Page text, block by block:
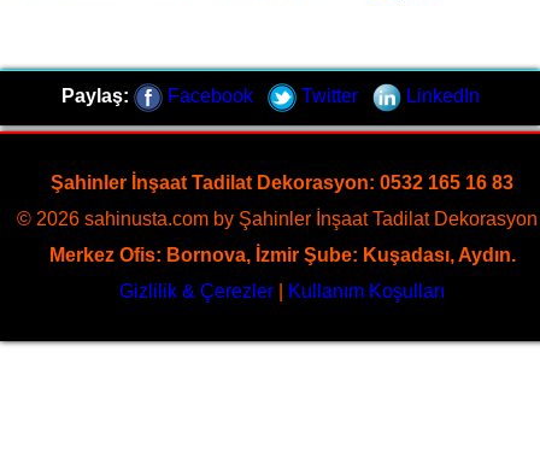
bir konaklama deneyimi sunuyor Aşı Koyu otel tadilat
dekorasyon otel boyama yalıtım iç dekorasyon dış cephe
Sayfaya Git
Paylaş: Facebook Twitter LinkedIn
Şahinler İnşaat Tadilat Dekorasyon: 0532 165 16 83
© 2026 sahinusta.com by Şahinler İnşaat Tadilat
Merkez Ofis: Bornova, İzmir Şube: Kuşadası, Aydın.
Gizlilik & Çerezler
Kullanım Koşulları